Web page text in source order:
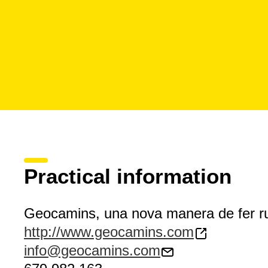
Practical information
Geocamins, una nova manera de fer
http://www.geocamins.com
info@geocamins.com